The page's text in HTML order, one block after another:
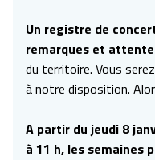
Un registre de
remarques et
du territoire. Vous
à notre disposition.
A partir du jeudi 8
à 11 h, les semaines